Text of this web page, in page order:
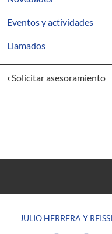
Eventos y actividades
Llamados
‹Solicitar asesoramiento
JULIO HERRERA Y